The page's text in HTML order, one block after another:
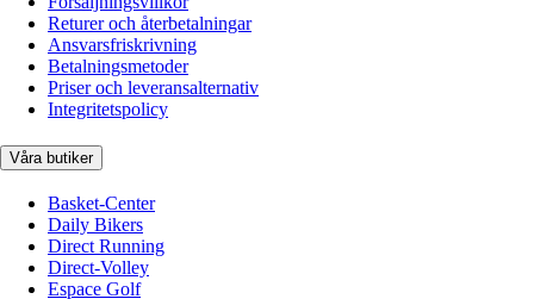
Returer och återbetalningar
Ansvarsfriskrivning
Betalningsmetoder
Priser och leveransalternativ
Integritetspolicy
Våra butiker
Basket-Center
Daily Bikers
Direct Running
Direct-Volley
Espace Golf